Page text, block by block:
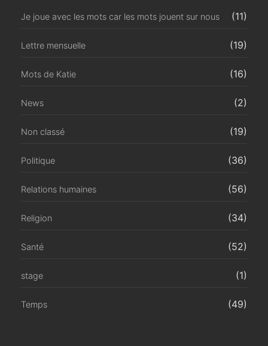
Je joue avec les mots car les mots jouent sur nous (11)
Lettre mensuelle (19)
Mots de Katie (16)
News (2)
Non classé (19)
Politique (36)
Relations humaines (56)
Religion (34)
Santé (52)
stage (1)
Temps (49)